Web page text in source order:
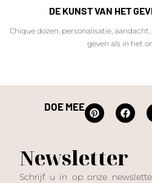
DE KUNST VAN HET
Chique dozen, personalisatie,
geven als in het
DOE MEE
Newsletter
Schrijf u in op onze